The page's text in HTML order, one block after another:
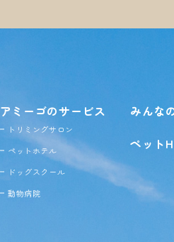
アミーゴのサービス
トリミングサロン
ペットホテル
ドッグスクール
動物病院
みんな
ペット